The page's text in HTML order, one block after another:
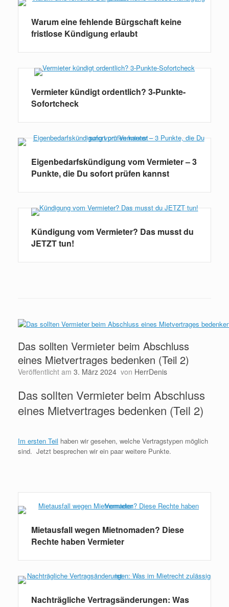
Warum eine fehlende Bürgschaft keine
fristlose Kündigung erlaubt
Vermieter kündigt ordentlich? 3-Punkte-
Sofortcheck
Eigenbedarfskündigung vom Vermieter – 3
Punkte, die Du sofort prüfen kannst
Kündigung vom Vermieter? Das musst du
JETZT tun!
Das sollten Vermieter beim Abschluss
eines Mietvertrages bedenken (Teil 2)
Veröffentlicht am 3. März 2024 von HerrDenis
Das sollten Vermieter beim Abschluss
eines Mietvertrages bedenken (Teil 2)
Im ersten Teil haben wir gesehen, welche Vertragstypen möglich
sind. Jetzt besprechen wir ein paar weitere Punkte.
Mietausfall wegen Mietnomaden? Diese
Rechte haben Vermieter
Nachträgliche Vertragsänderungen: Was